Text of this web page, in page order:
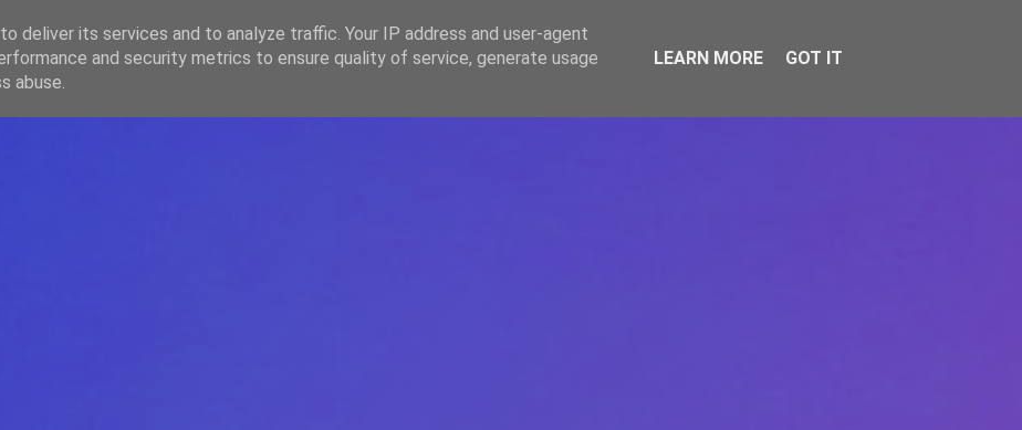
HOME ARTICOLE DESPRE ECHIPĂ REPERE DONEAZĂ ARTICOLE CONTACT
deliver its services and to analyze traffic. Your IP address and user-agent
and security metrics to ensure quality of service, generate usage
abuse.
LEARN MORE GOT IT